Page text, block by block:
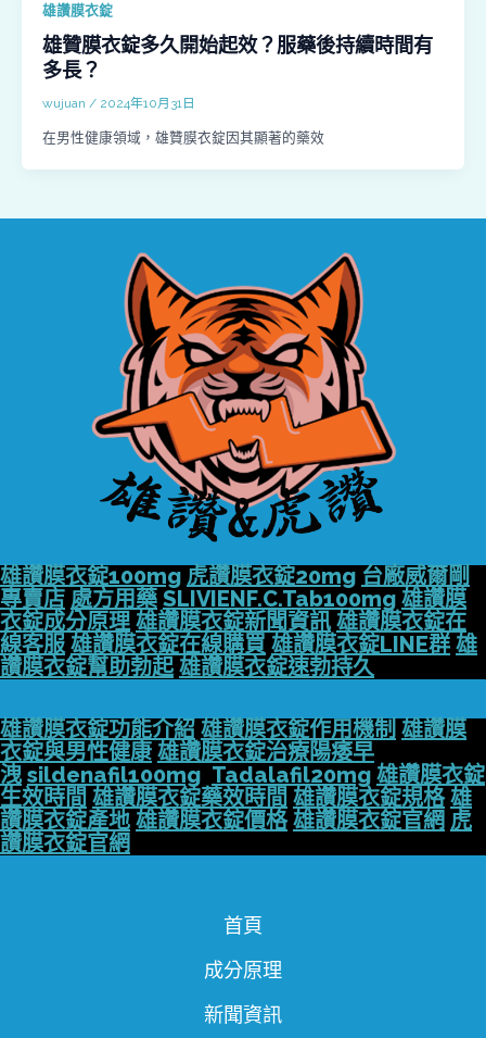
雄讚膜衣錠
雄贊膜衣錠多久開始起效？服藥後持續時間有
多長？
wujuan / 2024年10月31日
在男性健康領域，雄贊膜衣錠因其顯著的藥效
雄讚膜衣錠100mg 虎讚膜衣錠20mg 台廠威爾剛
專賣店 處方用藥 SLIVIENF.C.Tab100mg 雄讚膜
衣錠成分原理 雄讚膜衣錠新聞資訊 雄讚膜衣錠在
線客服 雄讚膜衣錠在線購買 雄讚膜衣錠LINE群 雄
讚膜衣錠幫助勃起 雄讚膜衣錠速勃持久
雄讚膜衣錠功能介紹 雄讚膜衣錠作用機制 雄讚膜
衣錠與男性健康 雄讚膜衣錠治療陽痿早
洩 sildenafil100mg Tadalafil20mg 雄讚膜衣錠
生效時間 雄讚膜衣錠藥效時間 雄讚膜衣錠規格 雄
讚膜衣錠產地 雄讚膜衣錠價格 雄讚膜衣錠官網 虎
讚膜衣錠官網
首頁
成分原理
新聞資訊